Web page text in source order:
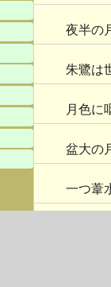
夜半の
朱鷺は
月色に
盆大の
一つ葦